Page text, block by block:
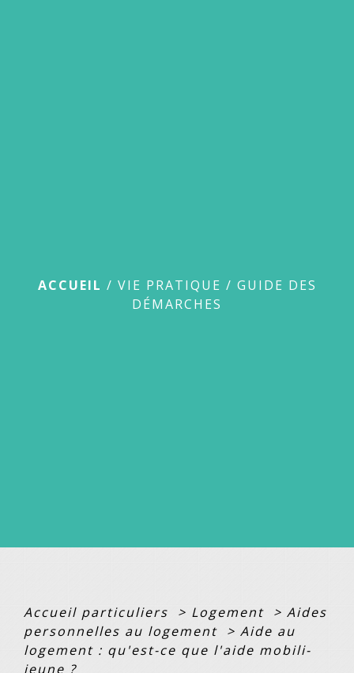
ACCUEIL / VIE PRATIQUE / GUIDE DES
DÉMARCHES
Accueil particuliers > Logement > Aides
personnelles au logement > Aide au
logement : qu'est-ce que l'aide mobili-
jeune ?